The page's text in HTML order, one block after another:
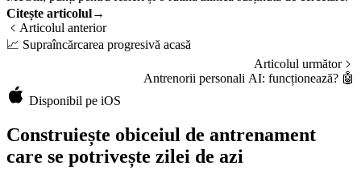
Citește articolul→
Articolul anterior
📈 Supraîncărcarea progresivă acasă
Articolul următor
Antrenorii personali AI: funcționează? 🤖
Disponibil pe iOS
Construiește obiceiul de antrenament
care se potrivește zilei de azi